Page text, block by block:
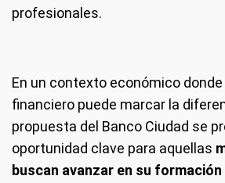
profesionales.
En un contexto económico
financiero puede marcar la
propuesta del Banco Ciudad se
oportunidad clave para aquellas
buscan avanzar en su